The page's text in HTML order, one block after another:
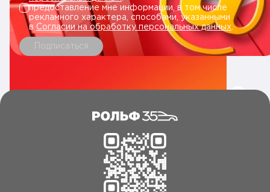
предоставление мне информации, в том числе
рекламного характера, способами, указанными
в Согласии на обработку персональных данных
Подписаться